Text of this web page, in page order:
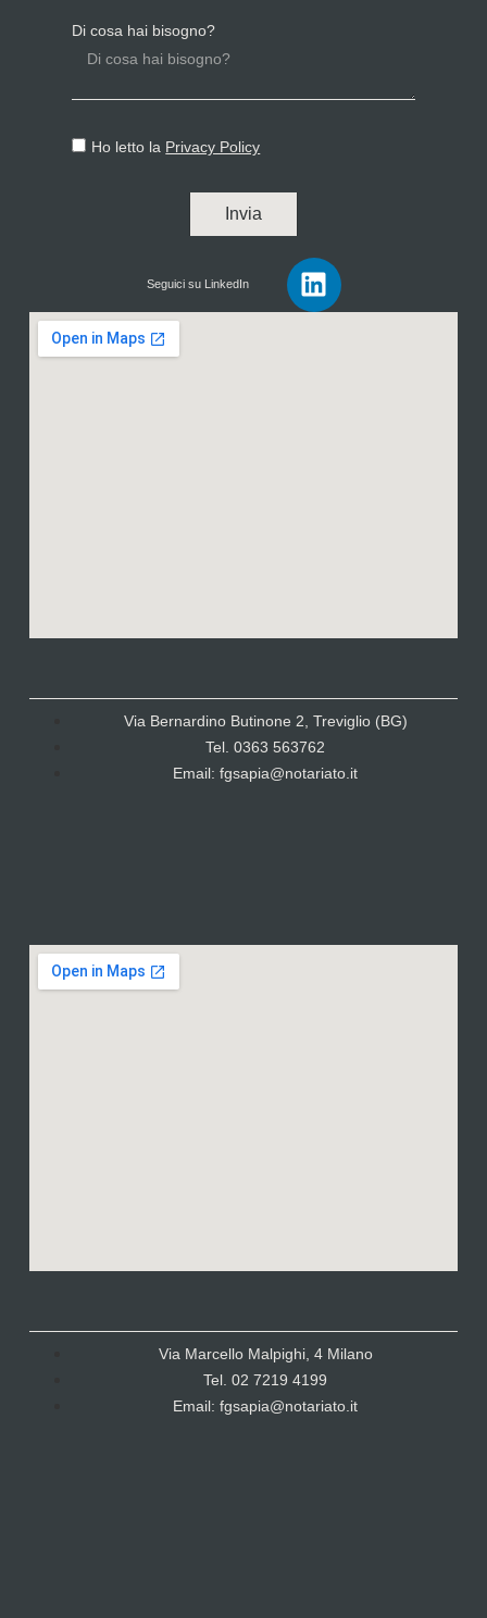
Di cosa hai bisogno?
Ho letto la Privacy Policy
Invia
Seguici su LinkedIn
Via Bernardino Butinone 2, Treviglio (BG)
Tel. 0363 563762
Email: fgsapia@notariato.it
Via Marcello Malpighi, 4 Milano
Tel. 02 7219 4199
Email: fgsapia@notariato.it